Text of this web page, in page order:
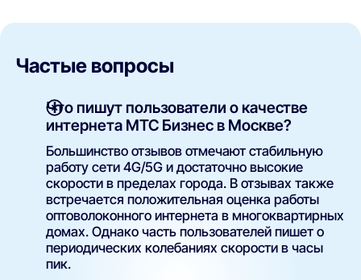
Частые вопросы
Что пишут пользователи о качестве
интернета МТС Бизнес в Москве?
Большинство отзывов отмечают стабильную
работу сети 4G/5G и достаточно высокие
скорости в пределах города. В отзывах также
встречается положительная оценка работы
оптоволоконного интернета в многоквартирных
домах. Однако часть пользователей пишет о
периодических колебаниях скорости в часы
пик.